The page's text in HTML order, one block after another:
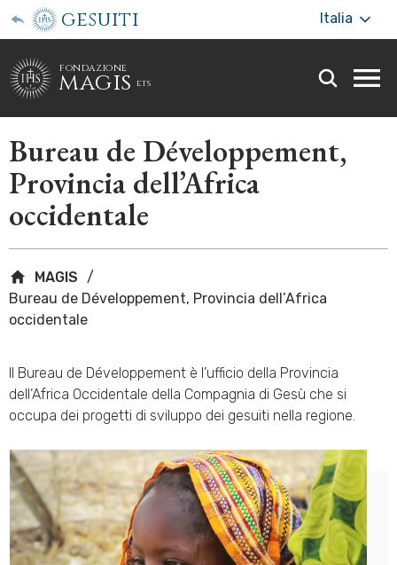
gesuiti Italia
fondazione
magis ets
Bureau de Développement,
Provincia dell’Africa
occidentale
MAGIS
Bureau de Développement, Provincia dell’Africa
occidentale
Il Bureau de Développement è l’ufficio della Provincia
dell’Africa Occidentale della Compagnia di Gesù che si
occupa dei progetti di sviluppo dei gesuiti nella regione.